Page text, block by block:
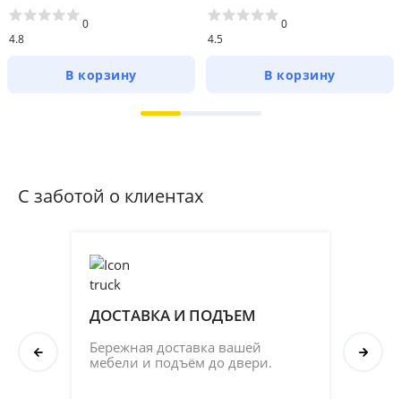
4.8
0
В корзину
4.5
0
В корзину
С заботой о клиентах
ДОСТАВКА И ПОДЪЕМ
Бережная доставка вашей
мебели и подъём до двери.